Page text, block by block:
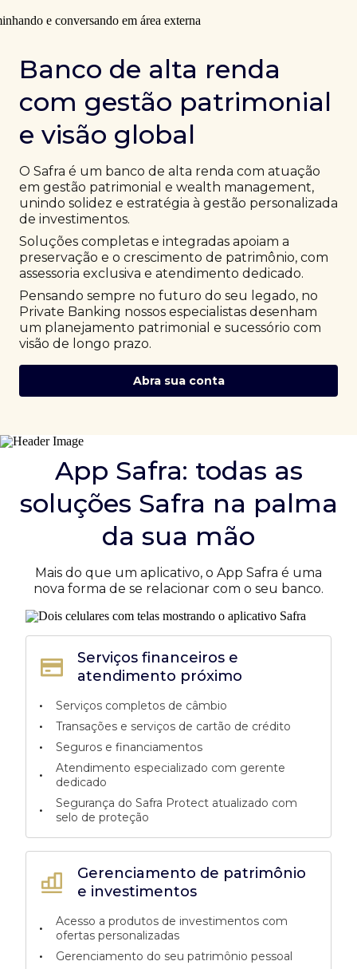
Banco de alta renda
com gestão patrimonial
e visão global
O Safra é um banco de alta renda com atuação
em gestão patrimonial e wealth management,
unindo solidez e estratégia à gestão personalizada
de investimentos.
Soluções completas e integradas apoiam a
preservação e o crescimento de patrimônio, com
assessoria exclusiva e atendimento dedicado.
Pensando sempre no futuro do seu legado, no
Private Banking nossos especialistas desenham
um planejamento patrimonial e sucessório com
visão de longo prazo.
Abra sua conta
App Safra: todas as
soluções Safra na palma
da sua mão
Mais do que um aplicativo, o App Safra é uma
nova forma de se relacionar com o seu banco.
Gerenciamento de patrimônio
e investimentos
•
Acesso a produtos de investimentos com
ofertas personalizadas
• Gerenciamento do seu patrimônio pessoal
Serviços financeiros e
atendimento próximo
•
Serviços completos de câmbio
• Transações e serviços de cartão de crédito
• Seguros e financiamentos
•
Atendimento especializado com gerente
dedicado
•
Segurança do Safra Protect atualizado com
selo de proteção